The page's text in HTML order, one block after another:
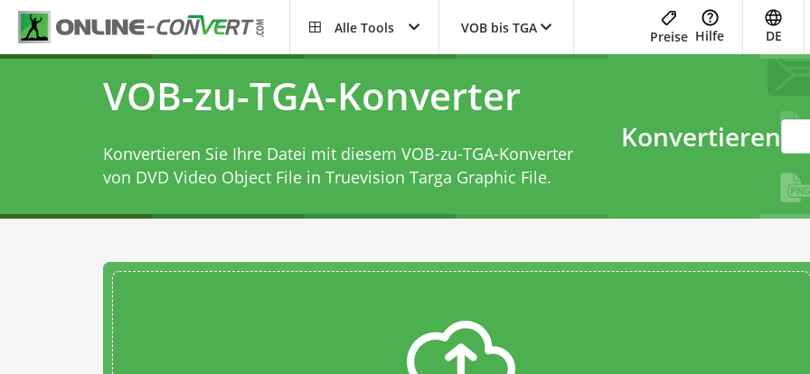
Alle Tools VOB bis TGA
Preise Hilfe DE
VOB-zu-TGA-Konverter
Konvertieren Sie Ihre Datei mit diesem VOB-zu-TGA-Konverter
von DVD Video Object File in Truevision Targa Graphic File.
Konvertieren